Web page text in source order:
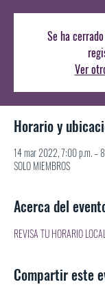
Se ha
Ver
Horario y
14 mar 2022, 7:00 p.m. –
SOLO MIEMBROS
Acerca del
REVISA TU HORARIO LOCAL
Compartir este